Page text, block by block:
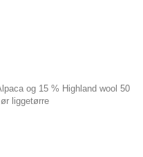
og 15 % Highland wool 50
liggetørre